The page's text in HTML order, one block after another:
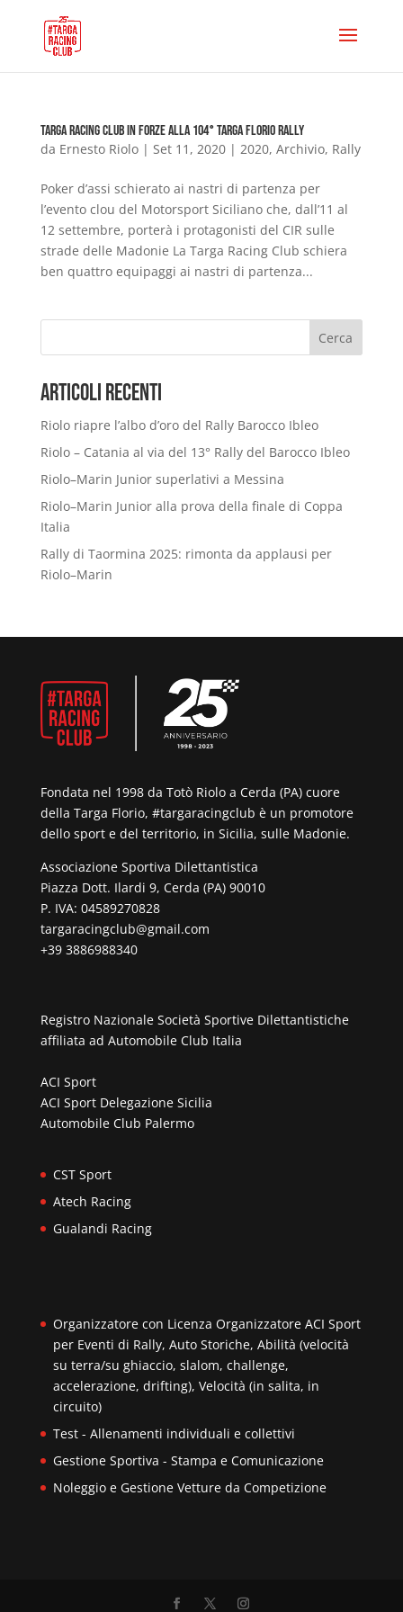
Targa Racing Club in forze alla 104° Targa Florio Rally
da Ernesto Riolo| Set 11, 2020| 2020, Archivio, Rally
Poker d’assi schierato ai nastri di partenza per
l’evento clou del Motorsport Siciliano che, dall’11 al
12 settembre, porterà i protagonisti del CIR sulle
strade delle Madonie La Targa Racing Club schiera
ben quattro equipaggi ai nastri di partenza...
Cerca
Articoli Recenti
Riolo riapre l’albo d’oro del Rally Barocco Ibleo
Riolo – Catania al via del 13° Rally del Barocco Ibleo
Riolo–Marin Junior superlativi a Messina
Riolo–Marin Junior alla prova della finale di Coppa
Italia
Rally di Taormina 2025: rimonta da applausi per
Riolo–Marin
Fondata nel 1998 da Totò Riolo a Cerda (PA) cuore
della Targa Florio, #targaracingclub è un promotore
dello sport e del territorio, in Sicilia, sulle Madonie.
Associazione Sportiva Dilettantistica
Piazza Dott. Ilardi 9, Cerda (PA) 90010
P. IVA: 04589270828
targaracingclub@gmail.com
+39 3886988340
Registro Nazionale Società Sportive Dilettantistiche
affiliata ad Automobile Club Italia
ACI Sport
ACI Sport Delegazione Sicilia
Automobile Club Palermo
CST Sport
Atech Racing
Gualandi Racing
Organizzatore con Licenza Organizzatore ACI Sport
per Eventi di Rally, Auto Storiche, Abilità (velocità
su terra/su ghiaccio, slalom, challenge,
accelerazione, drifting), Velocità (in salita, in
circuito)
Test - Allenamenti individuali e collettivi
Gestione Sportiva - Stampa e Comunicazione
Noleggio e Gestione Vetture da Competizione